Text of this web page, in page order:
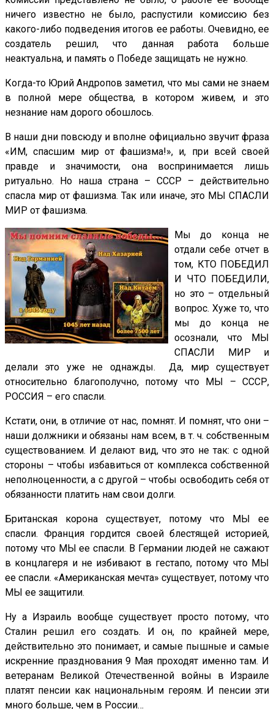
ничего известно не было, распустили комиссию без
какого-либо подведения итогов ее работы. Очевидно, ее
создатель решил, что данная работа больше
неактуальна, и память о Победе защищать не нужно.
Когда-то Юрий Андропов заметил, что мы сами не знаем
в полной мере общества, в котором живем, и это
незнание нам дорого обошлось.
В наши дни повсюду и вполне официально звучит фраза
«ИМ, спасшим мир от фашизма!», и, при всей своей
правде и значимости, она воспринимается лишь
ритуально. Но наша страна – СССР – действительно
спасла мир от фашизма. Так или иначе, это МЫ СПАСЛИ
МИР от фашизма.
Мы до конца не
отдали себе отчет в
том, КТО ПОБЕДИЛ
И ЧТО ПОБЕДИЛИ,
но это – отдельный
вопрос. Хуже то, что
мы до конца не
осознали, что МЫ
СПАСЛИ МИР и
делали это уже не однажды. Да, мир существует
относительно благополучно, потому что МЫ – СССР,
РОССИЯ – его спасли.
Кстати, они, в отличие от нас, помнят. И помнят, что они –
наши должники и обязаны нам всем, в т. ч. собственным
существованием. И делают вид, что это не так: с одной
стороны – чтобы избавиться от комплекса собственной
неполноценности, а с другой – чтобы освободить себя от
обязанности платить нам свои долги.
Британская корона существует, потому что МЫ ее
спасли. Франция гордится своей блестящей историей,
потому что МЫ ее спасли. В Германии людей не сажают
в концлагеря и не избивают в гестапо, потому что МЫ
ее спасли. «Американская мечта» существует, потому что
МЫ ее защитили.
Ну а Израиль вообще существует просто потому, что
Сталин решил его создать. И он, по крайней мере,
действительно это понимает, и самые пышные и самые
искренние празднования 9 Мая проходят именно там. И
ветеранам Великой Отечественной войны в Израиле
платят пенсии как национальным героям. И пенсии эти
много больше, чем в России…